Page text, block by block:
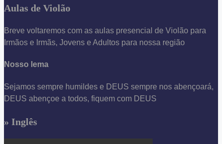
Aulas de Violão
Breve voltaremos com as aulas presencial de Violão para
Irmãos e Irmãs, Jovens e Adultos para nossa região
Nosso lema
Sejamos sempre humildes e DEUS sempre nos abençoará,
DEUS abençoe a todos, fiquem com DEUS
» Inglês